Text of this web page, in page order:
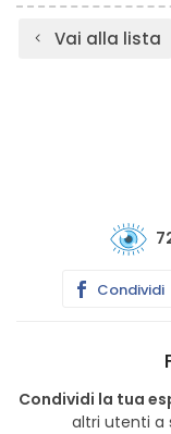
Vai alla lista
Condividi
Condividi la tua
altri utenti a